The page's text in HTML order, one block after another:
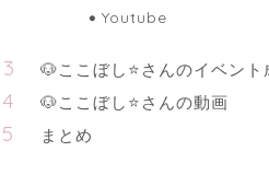
Youtube
🐶ここぼし⭐️さんのイベント
🐶ここぼし⭐さんの動画
まとめ